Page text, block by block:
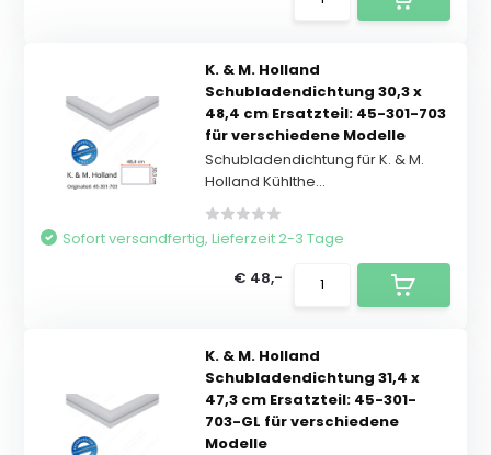
K. & M. Holland
Schubladendichtung 30,3 x
48,4 cm Ersatzteil: 45-301-703
für verschiedene Modelle
Schubladendichtung für K. & M.
Holland Kühlthe...
Sofort versandfertig, Lieferzeit 2-3 Tage
€ 48,-
K. & M. Holland
Schubladendichtung 31,4 x
47,3 cm Ersatzteil: 45-301-
703-GL für verschiedene
Modelle